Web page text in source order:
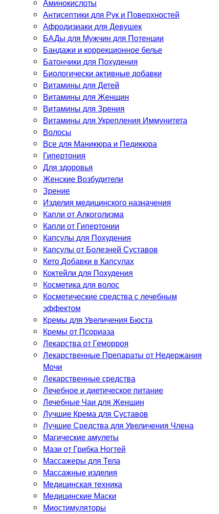
Аминокислоты
Антисептики для Рук и Поверхностей
Афродизиаки для Девушек
БАДы для Мужчин для Потенции
Бандажи и коррекционное белье
Батончики для Похудения
Биологически активные добавки
Витамины для Детей
Витамины для Женщин
Витамины для Зрения
Витамины для Укрепления Иммунитета
Волосы
Все для Маникюра и Педикюра
Гипертония
Для здоровья
Женские Возбудители
Зрение
Изделия медицинского назначения
Капли от Алкоголизма
Капли от Гипертонии
Капсулы для Похудения
Капсулы от Болезней Суставов
Кето Добавки в Капсулах
Коктейли для Похудения
Косметика для волос
Косметические средства с лечебным
эффектом
Кремы для Увеличения Бюста
Кремы от Псориаза
Лекарства от Геморроя
Лекарственные Препараты от Недержания
Мочи
Лекарственные средства
Лечебное и диетическое питание
Лечебные Чаи для Женщин
Лучшие Крема для Суставов
Лучшие Средства для Увеличения Члена
Магические амулеты
Мази от Грибка Ногтей
Массажеры для Тела
Массажные изделия
Медицинская техника
Медицинские Маски
Миостимуляторы